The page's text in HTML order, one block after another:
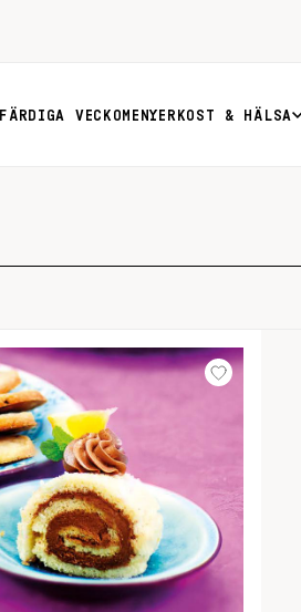
FÄRDIGA VECKOMENYER KOST & HÄLSA